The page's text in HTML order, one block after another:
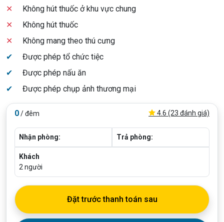
✕
Không hút thuốc ở khu vực chung
✕
Không hút thuốc
✕
Không mang theo thú cưng
✔
Được phép tổ chức tiệc
✔
Được phép nấu ăn
✔
Được phép chụp ảnh thương mại
0/ đêm 4.6 (23 đánh giá)
Nhận phòng: Trả phòng:
Khách
2 người
Đặt trước thanh toán sau